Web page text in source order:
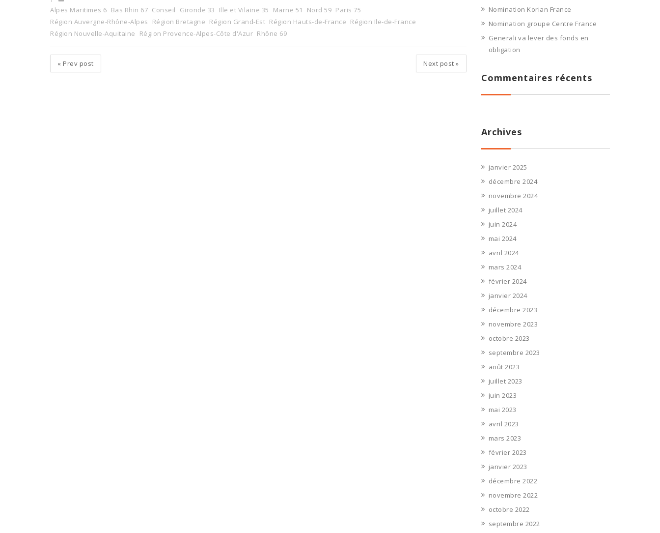
Alpes Maritimes 6 Bas Rhin 67 Conseil Gironde 33 Ille et Vilaine 35 Marne 51 Nord 59 Paris 75
Région Auvergne-Rhône-Alpes
Région Bretagne Région Grand-Est Région Hauts-de-France Région Ile-de-France
Région Nouvelle-Aquitaine
Région Provence-Alpes-Côte d'Azur Rhône 69
« Prev post Next post »
Nomination Korian France
Nomination groupe Centre France
Generali va lever des fonds en
obligation
Commentaires récents
Archives
janvier 2025
décembre 2024
novembre 2024
juillet 2024
juin 2024
mai 2024
avril 2024
mars 2024
février 2024
janvier 2024
décembre 2023
novembre 2023
octobre 2023
septembre 2023
août 2023
juillet 2023
juin 2023
mai 2023
avril 2023
mars 2023
février 2023
janvier 2023
décembre 2022
novembre 2022
octobre 2022
septembre 2022